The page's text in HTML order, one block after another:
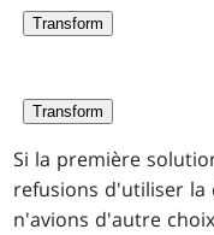
Transform
Transform
Si la première
refusions d'utiliser la
n'avions d'autre